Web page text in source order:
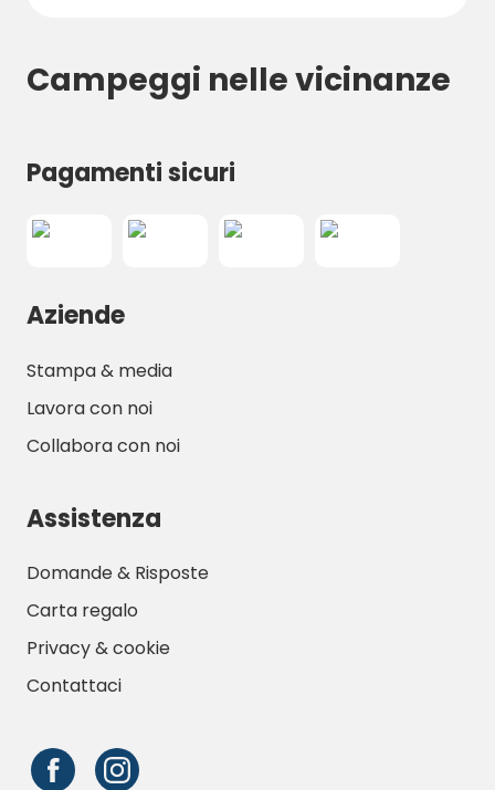
bekijken of ons verder te helpen.
We voelen ons opgelicht.
Campeggi nelle vicinanze
Pagamenti sicuri
Aziende
Stampa & media
Lavora con noi
Collabora con noi
Assistenza
Domande & Risposte
Carta regalo
Privacy & cookie
Contattaci